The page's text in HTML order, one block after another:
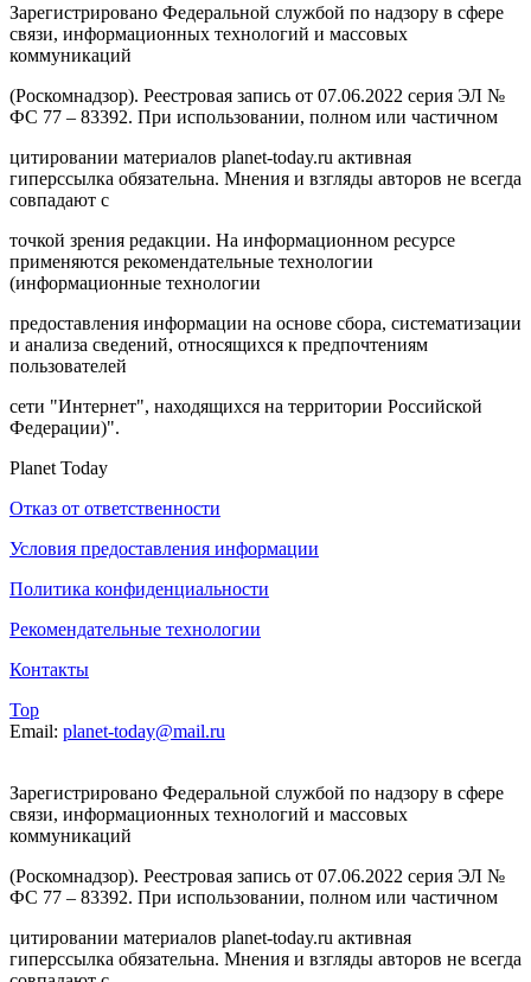
Зарегистрировано Федеральной службой по надзору в сфере
связи, информационных технологий и массовых
коммуникаций
(Роскомнадзор). Реестровая запись от 07.06.2022 серия ЭЛ №
ФС 77 – 83392. При использовании, полном или частичном
цитировании материалов planet-today.ru активная
гиперссылка обязательна. Мнения и взгляды авторов не всегда
совпадают с
точкой зрения редакции. На информационном ресурсе
применяются рекомендательные технологии
(информационные технологии
предоставления информации на основе сбора, систематизации
и анализа сведений, относящихся к предпочтениям
пользователей
сети "Интернет", находящихся на территории Российской
Федерации)".
Planet Today
Отказ от ответственности
Условия предоставления информации
Политика конфиденциальности
Рекомендательные технологии
Контакты
Top
Email: planet-today@mail.ru
Зарегистрировано Федеральной службой по надзору в сфере
связи, информационных технологий и массовых
коммуникаций
(Роскомнадзор). Реестровая запись от 07.06.2022 серия ЭЛ №
ФС 77 – 83392. При использовании, полном или частичном
цитировании материалов planet-today.ru активная
гиперссылка обязательна. Мнения и взгляды авторов не всегда